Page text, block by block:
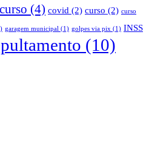
(4) covid (2) curso (2) curso
garagem municipal (1) golpes via pix (1) INSS
(10)